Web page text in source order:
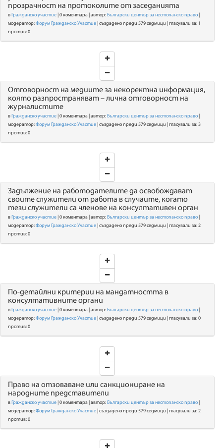
прозрачност на протоколите от заседанията
в Гражданско участие | 0 коментара | автор: Български център за нестопанско право
модератор:Форум Гражданско Участие | създадено преди 579 седмици | гласували за: 1
против: 0
Отговорност на медиите за некоректна информация,
която разпространяват – лична отговорност на
журналистите
в Гражданско участие | 0 коментара | автор: Български център за нестопанско право
модератор:Форум Гражданско Участие | създадено преди 579 седмици | гласували за: 3
против: 0
Задължение на работодателите да освобождават
своите служители от работа в случаите, когато
тези служители са членове на консултативен орган
в Гражданско участие | 0 коментара | автор: Български център за нестопанско право
модератор:Форум Гражданско Участие | създадено преди 579 седмици | гласували за: 2
против: 0
По-детайлни критерии на мандатността в
консултативните органи
в Гражданско участие | 0 коментара | автор: Български център за нестопанско право
модератор:Форум Гражданско Участие | създадено преди 579 седмици | гласували за: 0
против: 0
Право на отзоваване или санкциониране на
народните представители
в Гражданско участие | 0 коментара | автор: Български център за нестопанско право
модератор:Форум Гражданско Участие | създадено преди 579 седмици | гласували за: 2
против: 0